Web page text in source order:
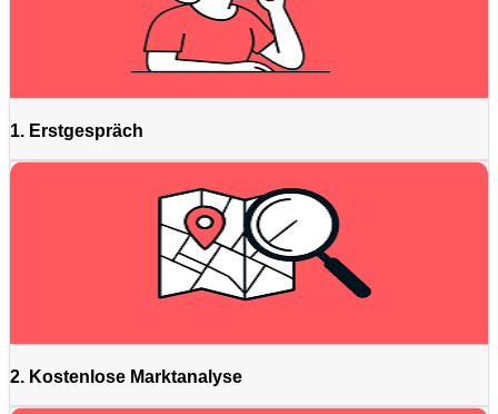
1. Erstgespräch
2. Kostenlose Marktanalyse